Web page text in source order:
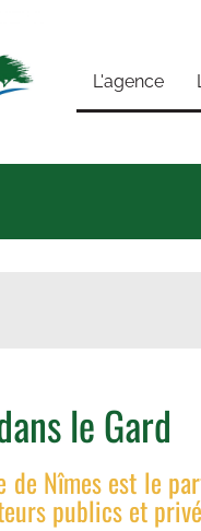
L'agence
le Gard
de Nîmes est le
publics et